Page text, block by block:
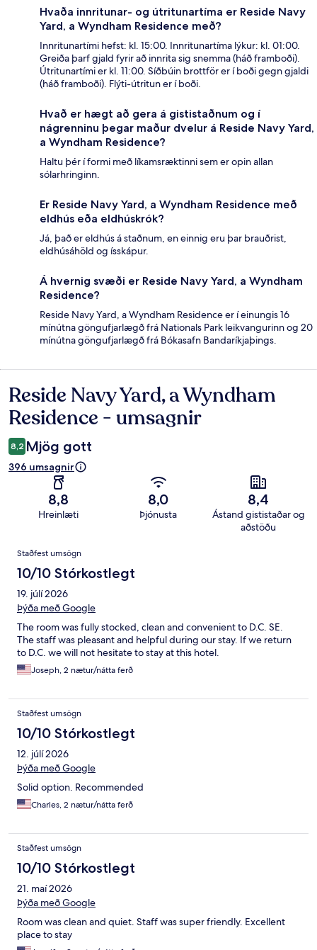
Hvaða innritunar- og útritunartíma er Reside Navy
Yard, a Wyndham Residence með?
Innritunartími hefst: kl. 15:00. Innritunartíma lýkur: kl. 01:00.
Greiða þarf gjald fyrir að innrita sig snemma (háð framboði).
Útritunartími er kl. 11:00. Síðbúin brottför er í boði gegn gjaldi
(háð framboði). Flýti-útritun er í boði.
Hvað er hægt að gera á gististaðnum og í
nágrenninu þegar maður dvelur á Reside Navy Yard,
a Wyndham Residence?
Haltu þér í formi með líkamsræktinni sem er opin allan
sólarhringinn.
Er Reside Navy Yard, a Wyndham Residence með
eldhús eða eldhúskrók?
Já, það er eldhús á staðnum, en einnig eru þar brauðrist,
eldhúsáhöld og ísskápur.
Á hvernig svæði er Reside Navy Yard, a Wyndham
Residence?
Reside Navy Yard, a Wyndham Residence er í einungis 16
mínútna göngufjarlægð frá Nationals Park leikvangurinn og 20
mínútna göngufjarlægð frá Bókasafn Bandaríkjaþings.
Umsagnir
Reside Navy Yard, a Wyndham
Residence - umsagnir
8,2 Mjög gott
396 umsagnir
8,8
Hreinlæti
8,0
Þjónusta
8,4
Ástand gististaðar og
aðstöðu
Umsagnir
Staðfest umsögn
10/10 Stórkostlegt
19. júlí 2026
Þýða með Google
The room was fully stocked, clean and convenient to D.C. SE.
The staff was pleasant and helpful during our stay. If we return
to D.C. we will not hesitate to stay at this hotel.
Joseph, 2 nætur/nátta ferð
Staðfest umsögn
10/10 Stórkostlegt
12. júlí 2026
Þýða með Google
Solid option. Recommended
Charles, 2 nætur/nátta ferð
Staðfest umsögn
10/10 Stórkostlegt
21. maí 2026
Þýða með Google
Room was clean and quiet. Staff was super friendly. Excellent
place to stay